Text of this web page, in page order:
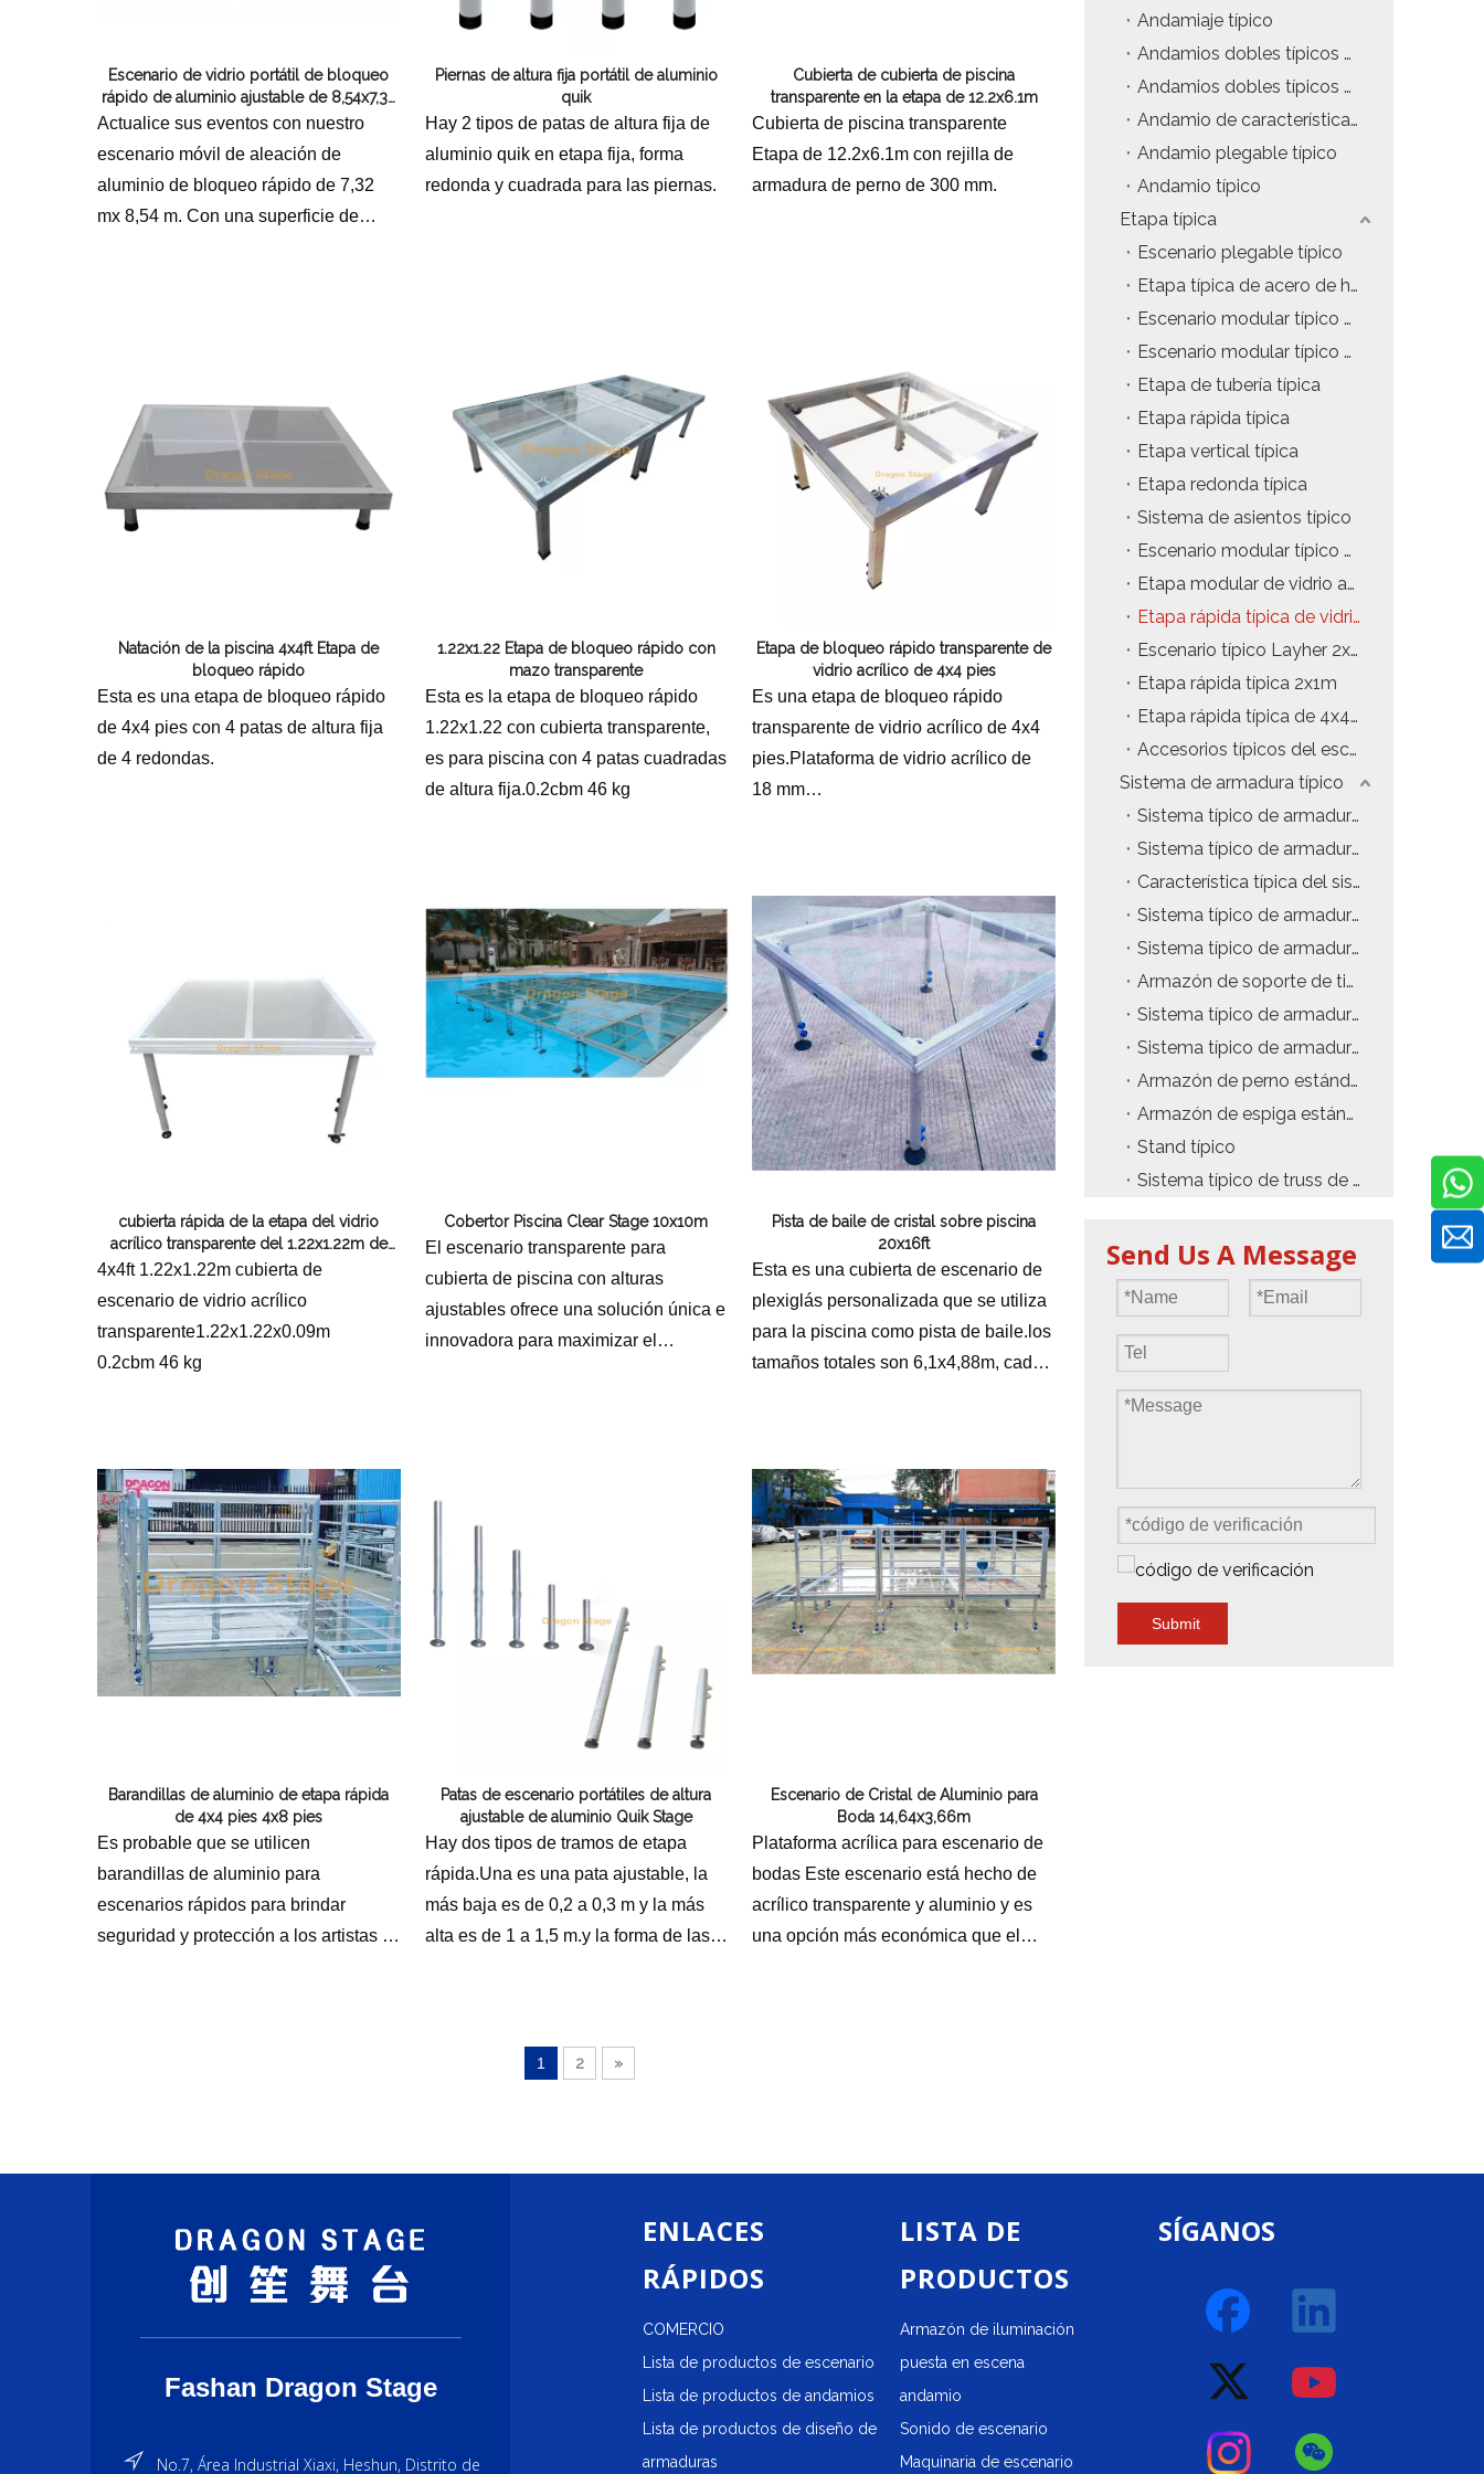
Herramientas y accesorios de escenario
Joyería para eventos de boda
Precio del estuche de vuelo
Precio de la maquinaria de escenario
Precio del andamio de aluminio
producto tipico
Escenario de vidrio portátil de bloqueo
rápido de aluminio ajustable de 8,54x7,32
m con 2 escaleras
Actualice sus eventos con nuestro
escenario móvil de aleación de
aluminio de bloqueo rápido de 7,32
mx 8,54 m. Con una superficie de
herramientas para una máxima
eficiencia.
Piernas de altura fija portátil de aluminio
quik
Hay 2 tipos de patas de altura fija de
aluminio quik en etapa fija, forma
redonda y cuadrada para las piernas.
Cubierta de cubierta de piscina
transparente en la etapa de 12.2x6.1m
Cubierta de piscina transparente
Etapa de 12.2x6.1m con rejilla de
armadura de perno de 300 mm.
Natación de la piscina 4x4ft Etapa de
bloqueo rápido
Esta es una etapa de bloqueo rápido
de 4x4 pies con 4 patas de altura fija
de 4 redondas.
1.22x1.22 Etapa de bloqueo rápido con
mazo transparente
Esta es la etapa de bloqueo rápido
1.22x1.22 con cubierta transparente,
es para piscina con 4 patas cuadradas
de altura fija.0.2cbm 46 kg
Etapa de bloqueo rápido transparente de
vidrio acrílico de 4x4 pies
Es una etapa de bloqueo rápido
transparente de vidrio acrílico de 4x4
pies.Plataforma de vidrio acrílico de
18 mm
cubierta rápida de la etapa del vidrio
acrílico transparente del 1.22x1.22m de
los 4x4ft
4x4ft 1.22x1.22m cubierta de
escenario de vidrio acrílico
transparente1.22x1.22x0.09m
0.2cbm 46 kg
Cobertor Piscina Clear Stage 10x10m
El escenario transparente para
cubierta de piscina con alturas
ajustables ofrece una solución única e
innovadora para maximizar el
Pista de baile de cristal sobre piscina
20x16ft
Esta es una cubierta de escenario de
plexiglás personalizada que se utiliza
para la piscina como pista de baile.los
tamaños totales son 6,1x4,88m, cada
Barandillas de aluminio de etapa rápida
de 4x4 pies 4x8 pies
Es probable que se utilicen
barandillas de aluminio para
escenarios rápidos para brindar
seguridad y protección a los artistas o
Patas de escenario portátiles de altura
ajustable de aluminio Quik Stage
Hay dos tipos de tramos de etapa
rápida.Una es una pata ajustable, la
más baja es de 0,2 a 0,3 m y la más
alta es de 1 a 1,5 m.y la forma de las
Escenario de Cristal de Aluminio para
Boda 14,64x3,66m
Plataforma acrílica para escenario de
bodas Este escenario está hecho de
acrílico transparente y aluminio y es
una opción más económica que el
1 2 »
Andamiaje típico
Andamios dobles típicos con escaleras colgantes
Andamios dobles típicos con escaleras de inclinación
Andamio de características típicas
Andamio plegable típico
Andamio típico
Etapa típica
Escenario plegable típico
Etapa típica de acero de hierro
Escenario modular típico de 4x4 pies
Escenario modular típico de 4x8 pies
Etapa de tubería típica
Etapa rápida típica
Etapa vertical típica
Etapa redonda típica
Sistema de asientos típico
Escenario modular típico de 2x1 m
Etapa modular de vidrio acrílico de 4x4ft
Etapa rápida típica de vidrio acrílico
Escenario típico Layher 2x1m
Etapa rápida típica 2x1m
Etapa rápida típica de 4x4 pies
Accesorios típicos del escenario
Sistema de armadura típico
Sistema típico de armadura de techo con estructura en A
Sistema típico de armadura de techo curvo
Característica típica del sistema de truss
Sistema típico de armadura de techo plano
Sistema típico de armadura Gentry
Armazón de soporte de tierra LED típico
Sistema típico de armadura sin techo
Sistema típico de armadura de torre PA
Armazón de perno estándar
Armazón de espiga estándar
Stand típico
Sistema típico de truss de Layher
Send Us A Message
Submit
Fashan Dragon Stage
No.7, Área Industrial Xiaxi, Heshun, Distrito de
ENLACES
RÁPIDOS
COMERCIO
Lista de productos de escenario
Lista de productos de andamios
Lista de productos de diseño de
armaduras
LISTA DE
PRODUCTOS
Armazón de iluminación
puesta en escena
andamio
Sonido de escenario
Maquinaria de escenario
SÍGANOS